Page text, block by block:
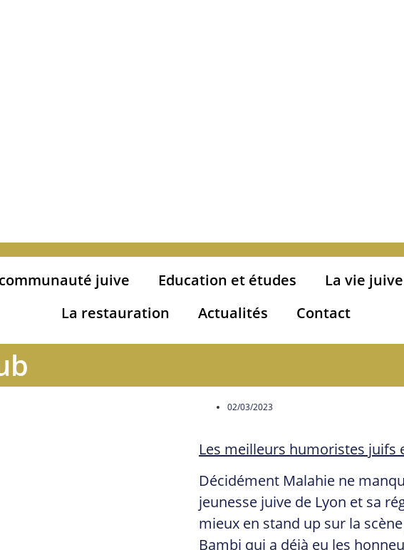
juive Education et études La vie juive
La restauration
Actualités Contact
02/03/2023
Les meilleurs humoristes juifs
Décidément Malahie ne
jeunesse juive de Lyon et sa
mieux en stand up sur la
Bambi qui a déjà eu les